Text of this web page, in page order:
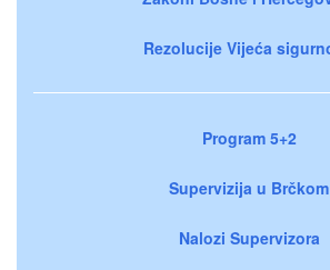
Rezolucije Vijeća
Program 5+2
Supervizija u Brčkom
Nalozi Supervizora